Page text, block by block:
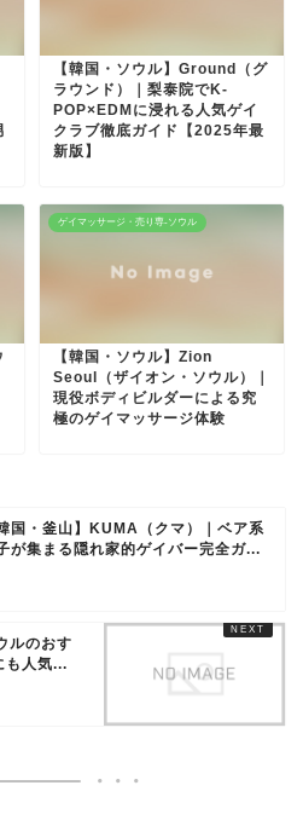
【韓国・ソウル】Ground（グ
ラウンド）｜梨泰院でK-
POP×EDMに浸れる人気ゲイ
クラブ徹底ガイド【2025年最
新版】
ゲイマッサージ・売り専-ソウル
【韓国・ソウル】Zion
Seoul（ザイオン・ソウル）｜
現役ボディビルダーによる究
極のゲイマッサージ体験
韓国・釜山】KUMA（クマ）｜ベア系
が集まる隠れ家的ゲイバー完全ガ...
ルのおす
も人気...